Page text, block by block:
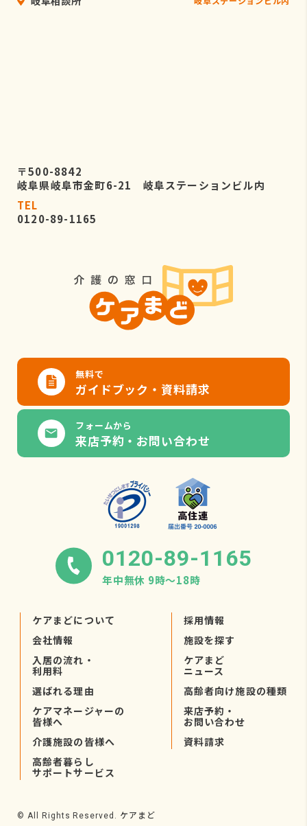
〒500-8842
岐阜県岐阜市金町6-21 岐阜ステーションビル内
TEL
0120-89-1165
無料で
ガイドブック・資料請求
フォームから
来店予約・お問い合わせ
0120-89-1165
年中無休 9時〜18時
ケアまどについて
会社情報
入居の流れ・
利用料
選ばれる理由
ケアマネージャーの
皆様へ
介護施設の皆様へ
高齢者暮らし
サポートサービス
採用情報
施設を探す
ケアまど
ニュース
高齢者向け施設の種類
来店予約・
お問い合わせ
資料請求
© All Rights Reserved. ケアまど